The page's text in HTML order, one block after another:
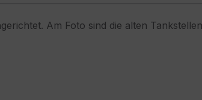
Am Foto sind die alten